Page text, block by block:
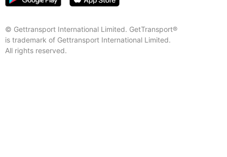
© Gettransport International Limited. GetTransport®
is trademark of Gettransport International Limited.
All rights reserved.